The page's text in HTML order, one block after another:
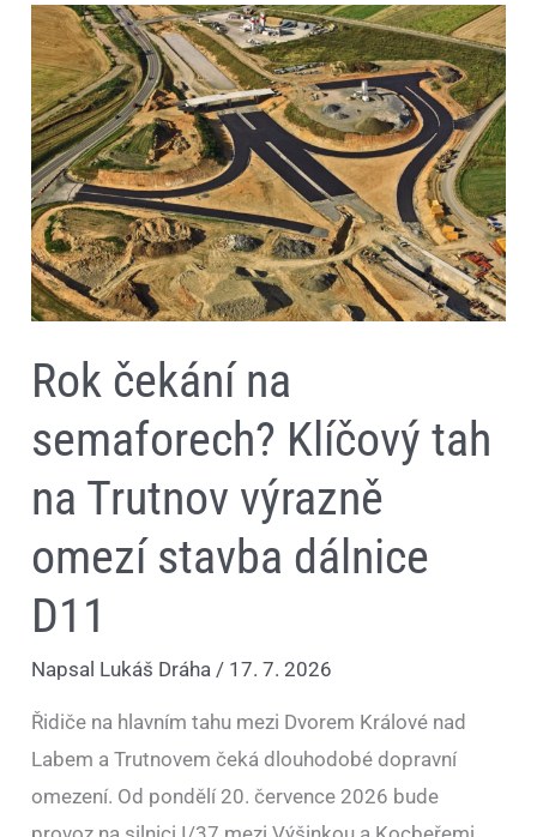
Rok čekání na
semaforech? Klíčový tah
na Trutnov výrazně
omezí stavba dálnice
D11
Napsal Lukáš Dráha/ 17. 7. 2026
Řidiče na hlavním tahu mezi Dvorem Králové nad
Labem a Trutnovem čeká dlouhodobé dopravní
omezení. Od pondělí 20. července 2026 bude
Rok
čekání
na
semaforech?
Klíčový
tah
na
Trutnov
výrazně
omezí
stavba
dálnice
D11